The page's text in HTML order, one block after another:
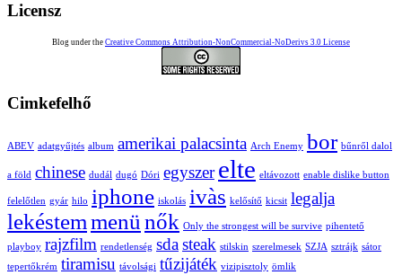
Licensz
Blog under the Creative Commons Attribution-NonCommercial-NoDerivs 3.0 License
Cimkefelhő
ABEV adatgyűjtés album amerikai palacsinta Arch Enemy bor bűnről dalol
a föld chinese dudál dugó Dóri egyszer elte eltávozott enable dislike button
felelőtlen gyár hilo iphone iskolás ivàs kelősítő kicsit legalja
lekéstemmenünők Only the strongest will be survive pihentető
playboy rajzfilm rendetlenség sdasteak stilskin szerelmesek SZJA sztrájk sátor
tepertőkrém tiramisu távolsági tűzijáték vizipisztoly ömlik